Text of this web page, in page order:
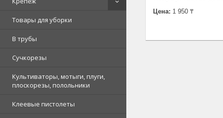
Товары для уборки
В трубы
Сучкорезы
Культиваторы, мотыги, плуги,
плоскорезы, полольники
Клеевые пистолеты
Цена: 1 950 ₸